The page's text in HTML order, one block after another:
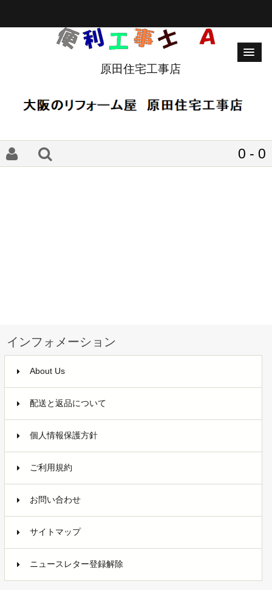
原田住宅工事店
0 - 0
インフォメーション
About Us
配送と返品について
個人情報保護方針
ご利用規約
お問い合わせ
サイトマップ
ニュースレター登録解除